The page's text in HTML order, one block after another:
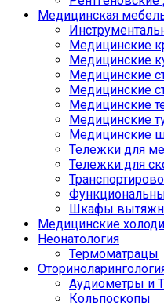
Медицинская
Медицинские
Медицинские
Медицинские
Медицинские
Медицинские
Медицинские
Медицинские
Тележки для
Тележки для
Шкафы
Медицинские
Неонатология
Термоматрацы
Аудиометры и
Кольпоскопы